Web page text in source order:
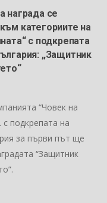
награда се
категориите на
с подкрепата
„Защитник
“Човек на
с подкрепата на
за първи път ще
“Защитник